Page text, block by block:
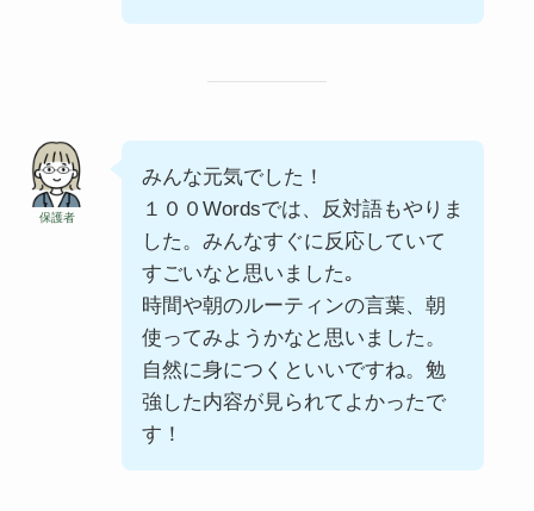
保護者
みんな元気でした！
１００Wordsでは、反対語もやりま
した。みんなすぐに反応していて
すごいなと思いました｡
時間や朝のルーティンの言葉、朝
使ってみようかなと思いました。
自然に身につくといいですね。勉
強した内容が見られてよかったで
す！